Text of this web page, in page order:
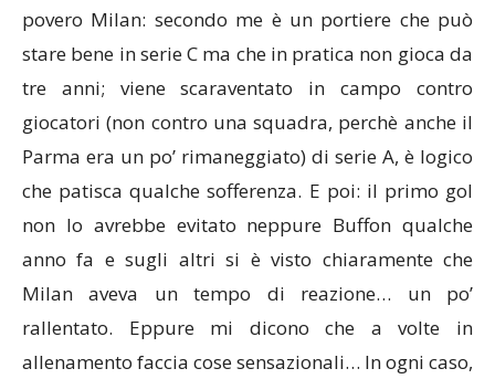
povero Milan: secondo me è un portiere che può
stare bene in serie C ma che in pratica non gioca da
tre anni; viene scaraventato in campo contro
giocatori (non contro una squadra, perchè anche il
Parma era un po’ rimaneggiato) di serie A, è logico
che patisca qualche sofferenza. E poi: il primo gol
non lo avrebbe evitato neppure Buffon qualche
anno fa e sugli altri si è visto chiaramente che
Milan aveva un tempo di reazione… un po’
rallentato. Eppure mi dicono che a volte in
allenamento faccia cose sensazionali… In ogni caso,